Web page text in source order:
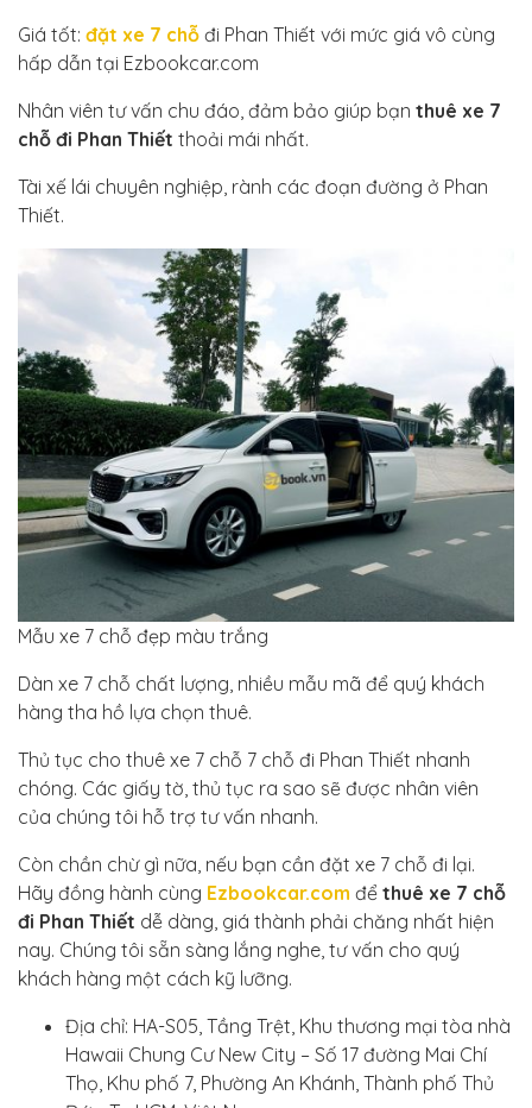
Giá tốt: đặt xe 7 chỗ đi Phan Thiết với mức giá vô cùng
hấp dẫn tại Ezbookcar.com
Nhân viên tư vấn chu đáo, đảm bảo giúp bạn thuê xe 7
chỗ đi Phan Thiết thoải mái nhất.
Tài xế lái chuyên nghiệp, rành các đoạn đường ở Phan
Thiết.
Mẫu xe 7 chỗ đẹp màu trắng
Dàn xe 7 chỗ chất lượng, nhiều mẫu mã để quý khách
hàng tha hồ lựa chọn thuê.
Thủ tục cho thuê xe 7 chỗ 7 chỗ đi Phan Thiết nhanh
chóng. Các giấy tờ, thủ tục ra sao sẽ được nhân viên
của chúng tôi hỗ trợ tư vấn nhanh.
Còn chần chừ gì nữa, nếu bạn cần đặt xe 7 chỗ đi lại.
Hãy đồng hành cùng Ezbookcar.com để thuê xe 7 chỗ
đi Phan Thiết dễ dàng, giá thành phải chăng nhất hiện
nay. Chúng tôi sẵn sàng lắng nghe, tư vấn cho quý
khách hàng một cách kỹ lưỡng.
Địa chỉ: HA-S05, Tầng Trệt, Khu thương mại tòa nhà
Hawaii Chung Cư New City – Số 17 đường Mai Chí
Thọ, Khu phố 7, Phường An Khánh, Thành phố Thủ